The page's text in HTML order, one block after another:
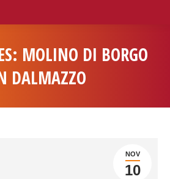
MOLINO DI BORGO
DALMAZZO
NOV
10